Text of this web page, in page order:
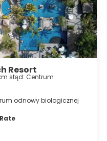
Resort
stąd: Centrum
odnowy biologicznej